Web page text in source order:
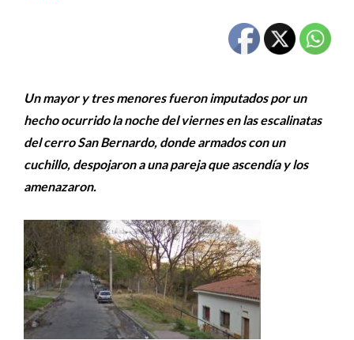
Un mayor y tres menores fueron imputados por un
hecho ocurrido la noche del viernes en las escalinatas
del cerro San Bernardo, donde armados con un
cuchillo, despojaron a una pareja que ascendía y los
amenazaron.